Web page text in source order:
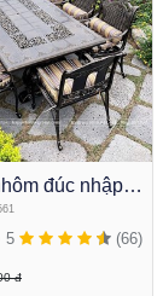
đúc nhập
5 (66)
đ